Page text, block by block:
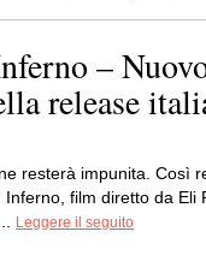
–
release
resterà impunita. Così
film diretto da Eli
Leggere il seguito